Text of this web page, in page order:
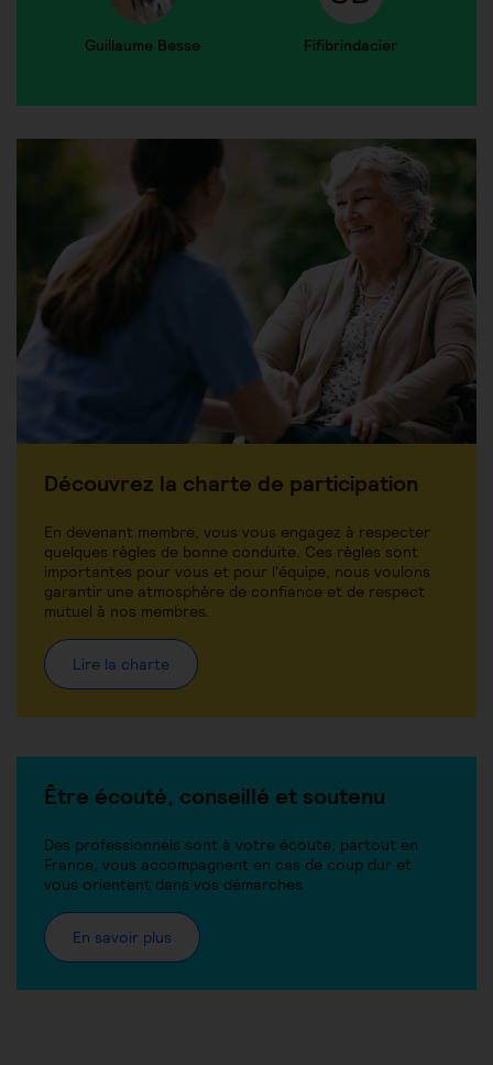
Guillaume Besse Fifibrindacier
Découvrez la charte de participation
En devenant membre, vous vous engagez à respecter
quelques règles de bonne conduite. Ces règles sont
importantes pour vous et pour l'équipe, nous voulons
garantir une atmosphère de confiance et de respect
mutuel à nos membres.
Lire la charte
Être écouté, conseillé et soutenu
Des professionnels sont à votre écoute, partout en
France, vous accompagnent en cas de coup dur et
vous orientent dans vos démarches
En savoir plus